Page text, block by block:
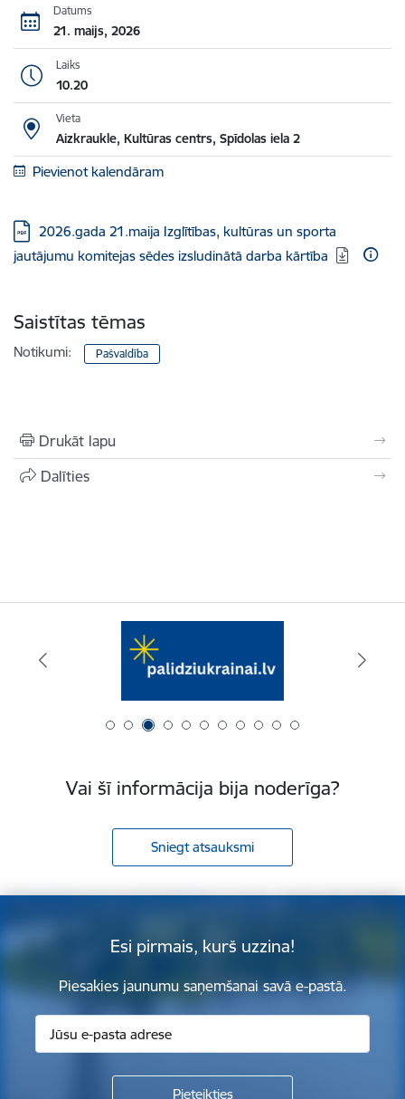
Datums
21. maijs, 2026
Laiks
10.20
Vieta
Aizkraukle, Kultūras centrs, Spīdolas iela 2
Pievienot kalendāram
Lejupielādēt:
2026.gada 21.maija Izglītības, kultūras un sporta
jautājumu komitejas sēdes izsludinātā darba kārtība
Saistītas tēmas
Notikumi: Pašvaldība
Drukāt lapu
Dalīties
Vai šī informācija bija noderīga?
Sniegt atsauksmi
Esi pirmais, kurš uzzina!
Piesakies jaunumu saņemšanai savā e-pastā.